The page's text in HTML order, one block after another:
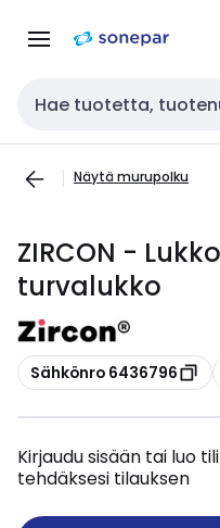
navigointiinsisältöön
Haku
Näytä murupolku
ZIRCON -
turvalukko
Kopioi
Sähkönro 6436796
Kirjaudu sisään tai luo
tehdäksesi tilauksen